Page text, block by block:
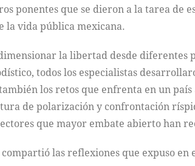
ponentes que se dieron a la tarea de
la vida pública mexicana.
la libertad desde diferentes
todos los especialistas
los retos que enfrenta en un
de polarización y confrontación
que mayor embate abierto han
las reflexiones que expuso